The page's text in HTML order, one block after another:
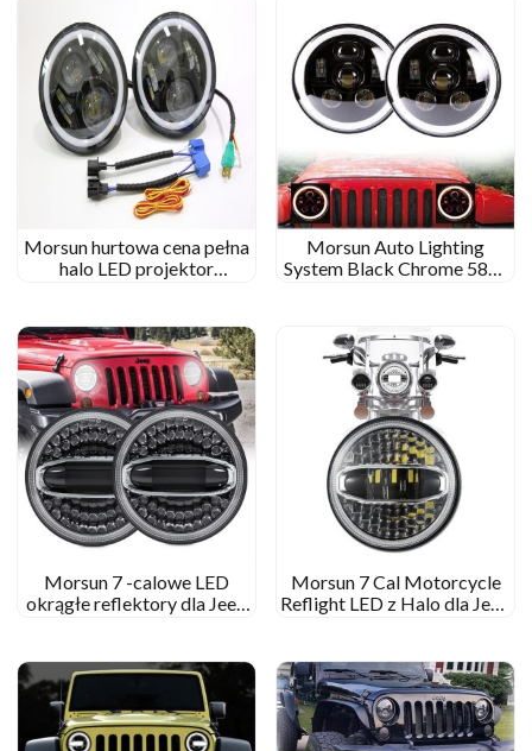
Morsun hurtowa cena pełna
halo LED projektor
Morsun Auto Lighting
System Black Chrome 58W
Unlimited JK 4 Drzwi
Morsun 7 -calowe LED
okrągłe reflektory dla Jeep
halo białym żółtym
Morsun 7 Cal Motorcycle
Reflight LED z Halo dla Jeep